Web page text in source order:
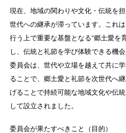
現在、地域の関わりや文化・伝統を
世代への継承が滞っています。これ
行う上で重要な基盤となる“郷土愛を
し、伝統と礼節を学び体験できる機
委員会は、世代や立場を越えて共に
ることで、郷土愛と礼節を次世代へ
げることで持続可能な地域文化や伝
して設立されました。
委員会が果たすべきこと（目的）